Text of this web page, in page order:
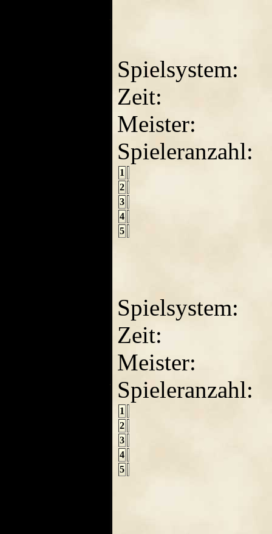
Spielsystem:
Zeit:
Meister:
Spieleranzahl:
1
2
3
4
5
Spielsystem:
Zeit:
Meister:
Spieleranzahl:
1
2
3
4
5